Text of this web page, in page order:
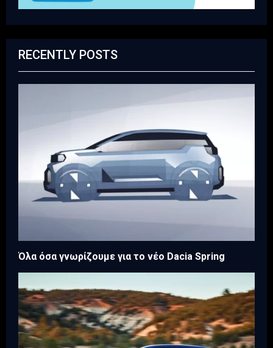
RECENTLY POSTS
Όλα όσα γνωρίζουμε για το νέο Dacia Spring